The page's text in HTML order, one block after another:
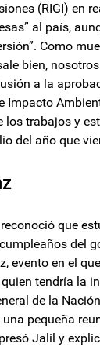
(RIGI) en
al país,
Como
bien,
a la
Impacto
los trabajos y
del año que
que
del
evento en el
tendría la
de la
pequeña
Jalil y